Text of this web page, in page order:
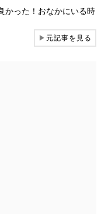
かった！おなかにいる時
▶元記事を見る